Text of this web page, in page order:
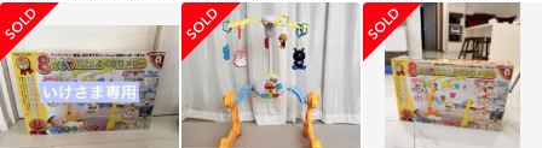
ー